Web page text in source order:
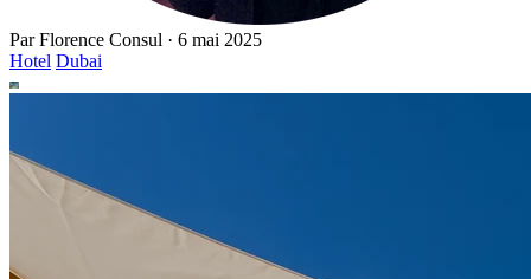
ParFlorence Consul · 6 mai 2025
Hotel Dubai